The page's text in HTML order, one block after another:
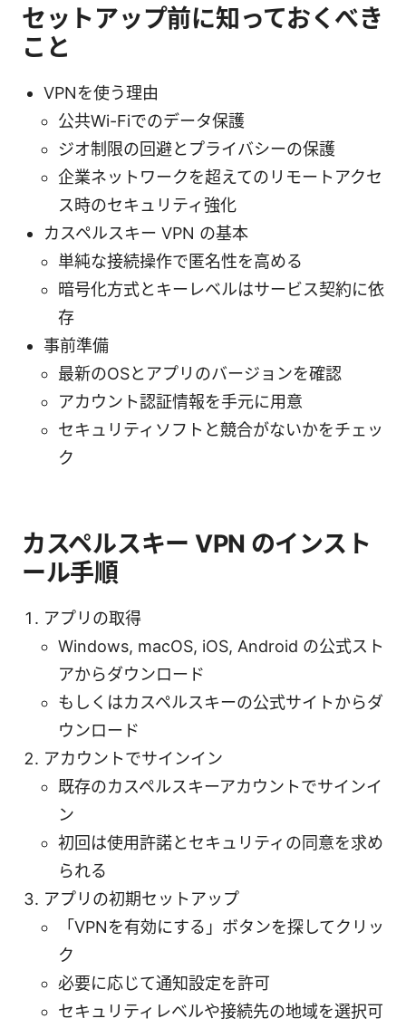
セットアップ前に知っておくべき
こと
VPNを使う理由
公共Wi-Fiでのデータ保護
ジオ制限の回避とプライバシーの保護
企業ネットワークを超えてのリモートアクセ
ス時のセキュリティ強化
カスペルスキー VPN の基本
単純な接続操作で匿名性を高める
暗号化方式とキーレベルはサービス契約に依
存
事前準備
最新のOSとアプリのバージョンを確認
アカウント認証情報を手元に用意
セキュリティソフトと競合がないかをチェッ
ク
カスペルスキー VPN のインスト
ール手順
アプリの取得
Windows, macOS, iOS, Android の公式スト
アからダウンロード
もしくはカスペルスキーの公式サイトからダ
ウンロード
アカウントでサインイン
既存のカスペルスキーアカウントでサインイ
ン
初回は使用許諾とセキュリティの同意を求め
られる
アプリの初期セットアップ
「VPNを有効にする」ボタンを探してクリッ
ク
必要に応じて通知設定を許可
セキュリティレベルや接続先の地域を選択可